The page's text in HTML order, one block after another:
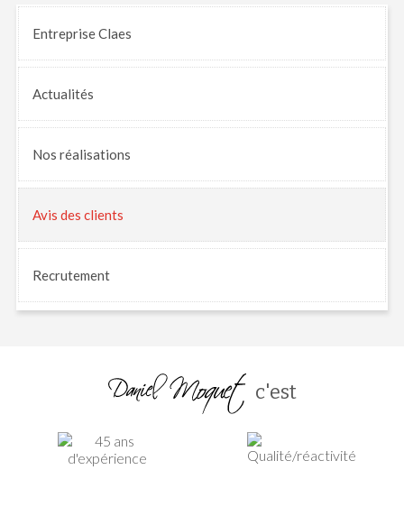
Entreprise Claes
Actualités
Nos réalisations
Avis des clients
Recrutement
c'est